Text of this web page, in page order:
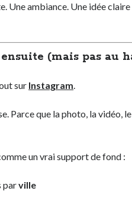
Une ambiance. Une idée claire
(mais pas au
sur Instagram.
Parce que la photo, la vidéo,
un vrai support de fond :
parville